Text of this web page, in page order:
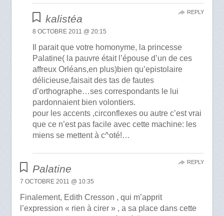
kalistéa
8 OCTOBRE 2011 @ 20:15
Il parait que votre homonyme, la princesse
Palatine( la pauvre était l’épouse d’un de ces
affreux Orléans,en plus)bien qu’epistolaire
délicieuse,faisait des tas de fautes
d’orthographe…ses correspondants le lui
pardonnaient bien volontiers.
pour les accents ,circonflexes ou autre c’est vrai
que ce n’est pas facile avec cette machine: les
miens se mettent à c^oté!…
REPLY
Palatine
7 OCTOBRE 2011 @ 10:35
Finalement, Edith Cresson , qui m’apprit
l’expression « rien à cirer » , a sa place dans cette
REPLY